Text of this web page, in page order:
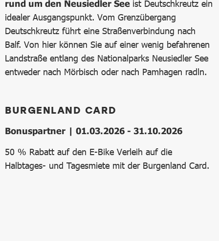
rund um den Neusiedler See ist Deutschkreutz ein
idealer Ausgangspunkt. Vom Grenzübergang
Deutschkreutz führt eine Straßenverbindung nach
Balf. Von hier können Sie auf einer wenig befahrenen
Landstraße entlang des Nationalparks Neusiedler See
entweder nach Mörbisch oder nach Pamhagen radln.
BURGENLAND CARD
Bonuspartner | 01.03.2026 - 31.10.2026
50 % Rabatt auf den E-Bike Verleih auf die
Halbtages- und Tagesmiete mit der Burgenland Card.